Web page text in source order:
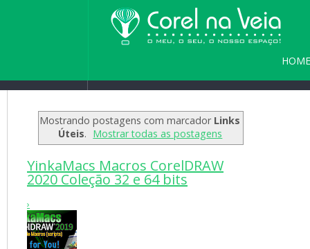
HOME
Seja bem vindo(a)
Mostrando postagens com marcador Links
Úteis. Mostrar todas as postagens
YinkaMacs Macros CorelDRAW
2020 Coleção 32 e 64 bits
›